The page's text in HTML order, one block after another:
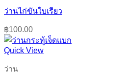
ว่านไก่ขันใบเรียว
฿100.00
Quick View
ว่าน